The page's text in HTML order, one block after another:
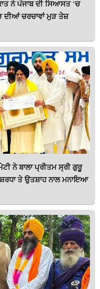
ਨੇ ਪੰਜਾਬ ਦੀ ਸਿਆਸਤ ‘ਚ
ਦੀਆਂ ਚਰਚਾਵਾਂ ਮੁੜ ਤੇਜ਼
ਨੇ ਬਾਲਾ ਪ੍ਰੀਤਮ ਸ੍ਰੀ ਗੁਰੂ
ਸ਼ਰਧਾ ਤੇ ਉਤਸ਼ਾਹ ਨਾਲ ਮਨਾਇਆ